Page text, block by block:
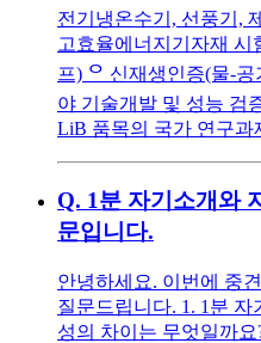
전기냉온수기, 선풍기,
고효율에너지기자재 시
프) ᄋ 신재생인증(물-
야 기술개발 및 성능 검
LiB 품목의 국가 연구과
Q. 1분 자기소개와
문입니다.
안녕하세요. 이번에 중
질문드립니다. 1. 1분
성의 차이는 무엇일까